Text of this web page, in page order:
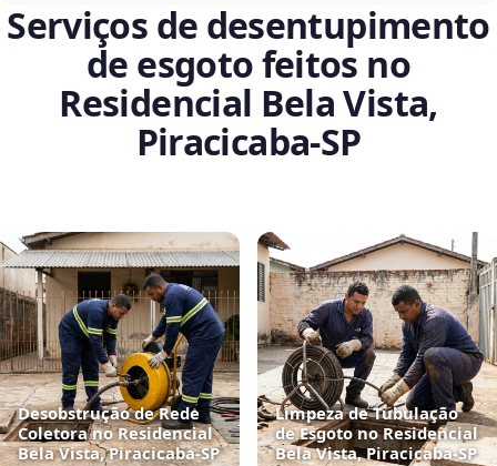
Serviços de desentupimento
de esgoto feitos no
Residencial Bela Vista,
Piracicaba‑SP
Desobstrução de Rede
Coletora no Residencial
Bela Vista, Piracicaba‑SP
Limpeza de Tubulação
de Esgoto no Residencial
Bela Vista, Piracicaba‑SP